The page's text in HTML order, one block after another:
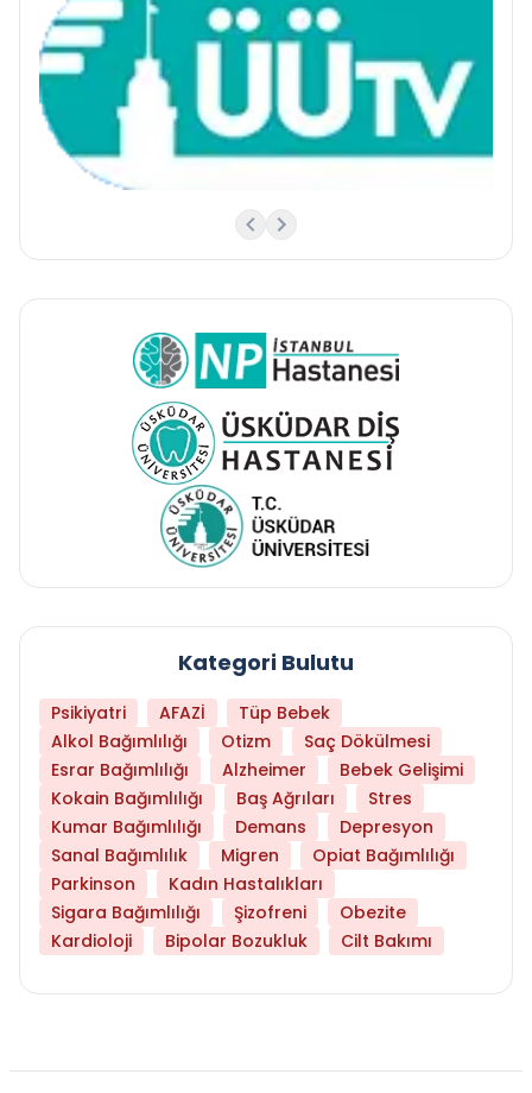
Kategori Bulutu
Psikiyatri AFAZİ
Tüp Bebek
Alkol Bağımlılığı
Otizm
Saç Dökülmesi
Esrar Bağımlılığı
Alzheimer
Bebek Gelişimi
Kokain Bağımlılığı
Baş Ağrıları
Stres
Kumar Bağımlılığı
Demans
Depresyon
Sanal Bağımlılık
Migren
Opiat Bağımlılığı
Parkinson
Kadın Hastalıkları
Sigara Bağımlılığı
Şizofreni
Obezite
Kardioloji
Bipolar Bozukluk Cilt Bakımı